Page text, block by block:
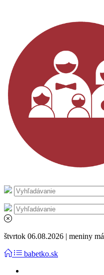
štvrtok 06.08.2026 | meniny má
babetko.sk